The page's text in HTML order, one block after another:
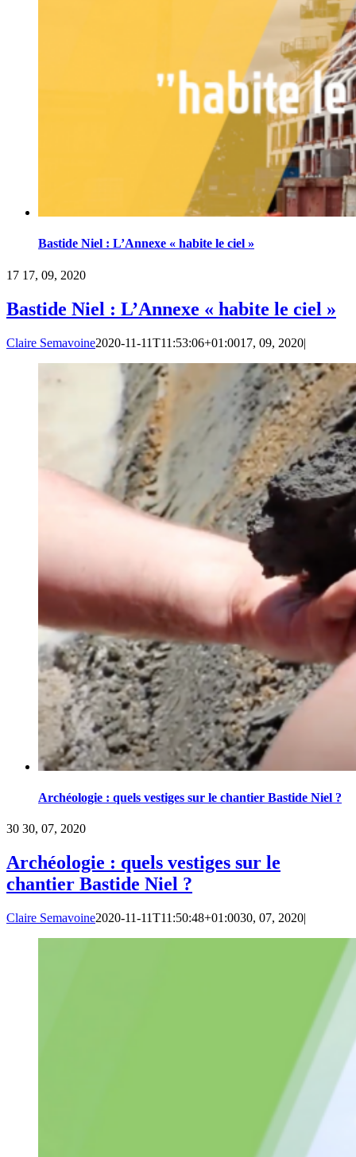
Bastide Niel : L’Annexe « habite le ciel »
17 17, 09, 2020
Bastide Niel : L’Annexe « habite le ciel »
Claire Semavoine2020-11-11T11:53:06+01:0017, 09, 2020|
Archéologie : quels vestiges sur le chantier Bastide Niel ?
30 30, 07, 2020
Archéologie : quels vestiges sur le
chantier Bastide Niel ?
Claire Semavoine2020-11-11T11:50:48+01:0030, 07, 2020|